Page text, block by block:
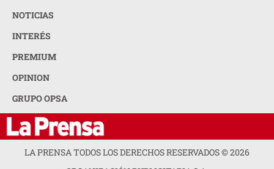
NOTICIAS
INTERÉS
PREMIUM
OPINION
GRUPO OPSA
LA PRENSA TODOS LOS DERECHOS RESERVADOS ©2026